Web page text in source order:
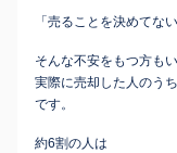
「売ることを決めてな
そんな不安をもつ方も
実際に売却した人のう
です。
約6割の人は